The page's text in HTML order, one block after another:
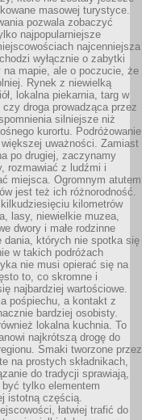
masowej turystyce.
pozwala zobaczyć
najpopularniejsze
najcenniejsza
wyłącznie o zabytki
mapie, ale o poczucie, że
Rynek z niewielką
lokalna piekarnia, targ w
droga prowadząca przez
silniejsze niż
kurortu. Podróżowanie
uważności. Zamiast
po drugiej, zaczynamy
rozmawiać z ludźmi i
miejsca. Ogromnym atutem
jest też ich różnorodność.
kilometrów
lasy, niewielkie muzea,
dwory i małe rodzinne
dania, których nie spotka się
w takich podróżach
nie musi opierać się na
to, co skromne i
najbardziej wartościowe.
pośpiechu, a kontakt z
bardziej osobisty.
lokalna kuchnia. To
najkrótszą drogę do
Smaki tworzone przez
na prostych składnikach,
do tradycji sprawiają,
tylko elementem
istotną częścią.
łatwiej trafić do